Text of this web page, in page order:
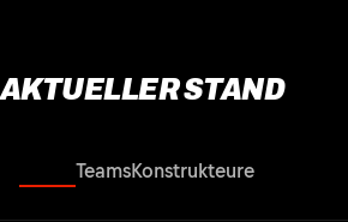
AKTUELLER STAND
TeamsKonstrukteure